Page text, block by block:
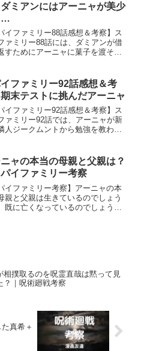
ミアンにはアーニャが美少
…
イファミリー88話感想＆考察】ス
ァミリー88話には、ダミアンが借
すためにアーニャに菓子を渡そう
ファミリー92話感想＆考
末テストに挑んだアーニャ
イファミリー92話感想＆考察】ス
ァミリー92話では、アーニャが新
人ジークムントから勉強を教わ
ャの本当の母親と父親は？
パイファミリー考察
イファミリー考察】アーニャの本
親と父親は生きているのでしょう
に亡くなっているのでしょう
相撲取るのを呪霊直哉は黙って見
？｜呪術廻戦考察
真希＋